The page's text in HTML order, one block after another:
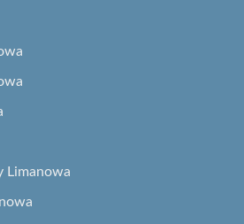
Limanowa